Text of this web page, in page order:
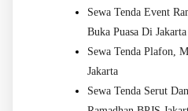
Sewa Tenda Event
Buka Puasa Di Jakarta
Sewa Tenda Plafon,
Jakarta
Sewa Tenda Serut